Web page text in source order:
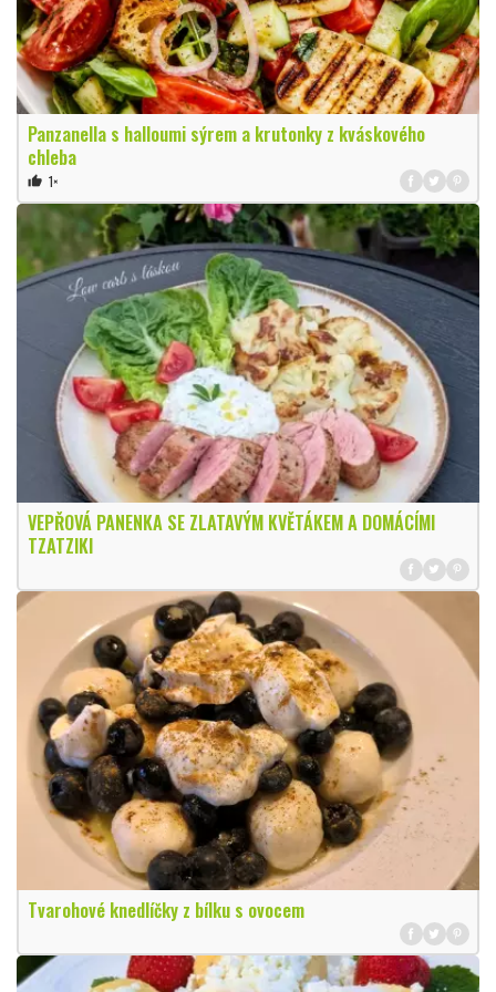
Panzanella s halloumi sýrem a krutonky z kváskového
chleba
thumb_up 1×
VEPŘOVÁ PANENKA SE ZLATAVÝM KVĚTÁKEM A DOMÁCÍMI
TZATZIKI
Tvarohové knedlíčky z bílku s ovocem